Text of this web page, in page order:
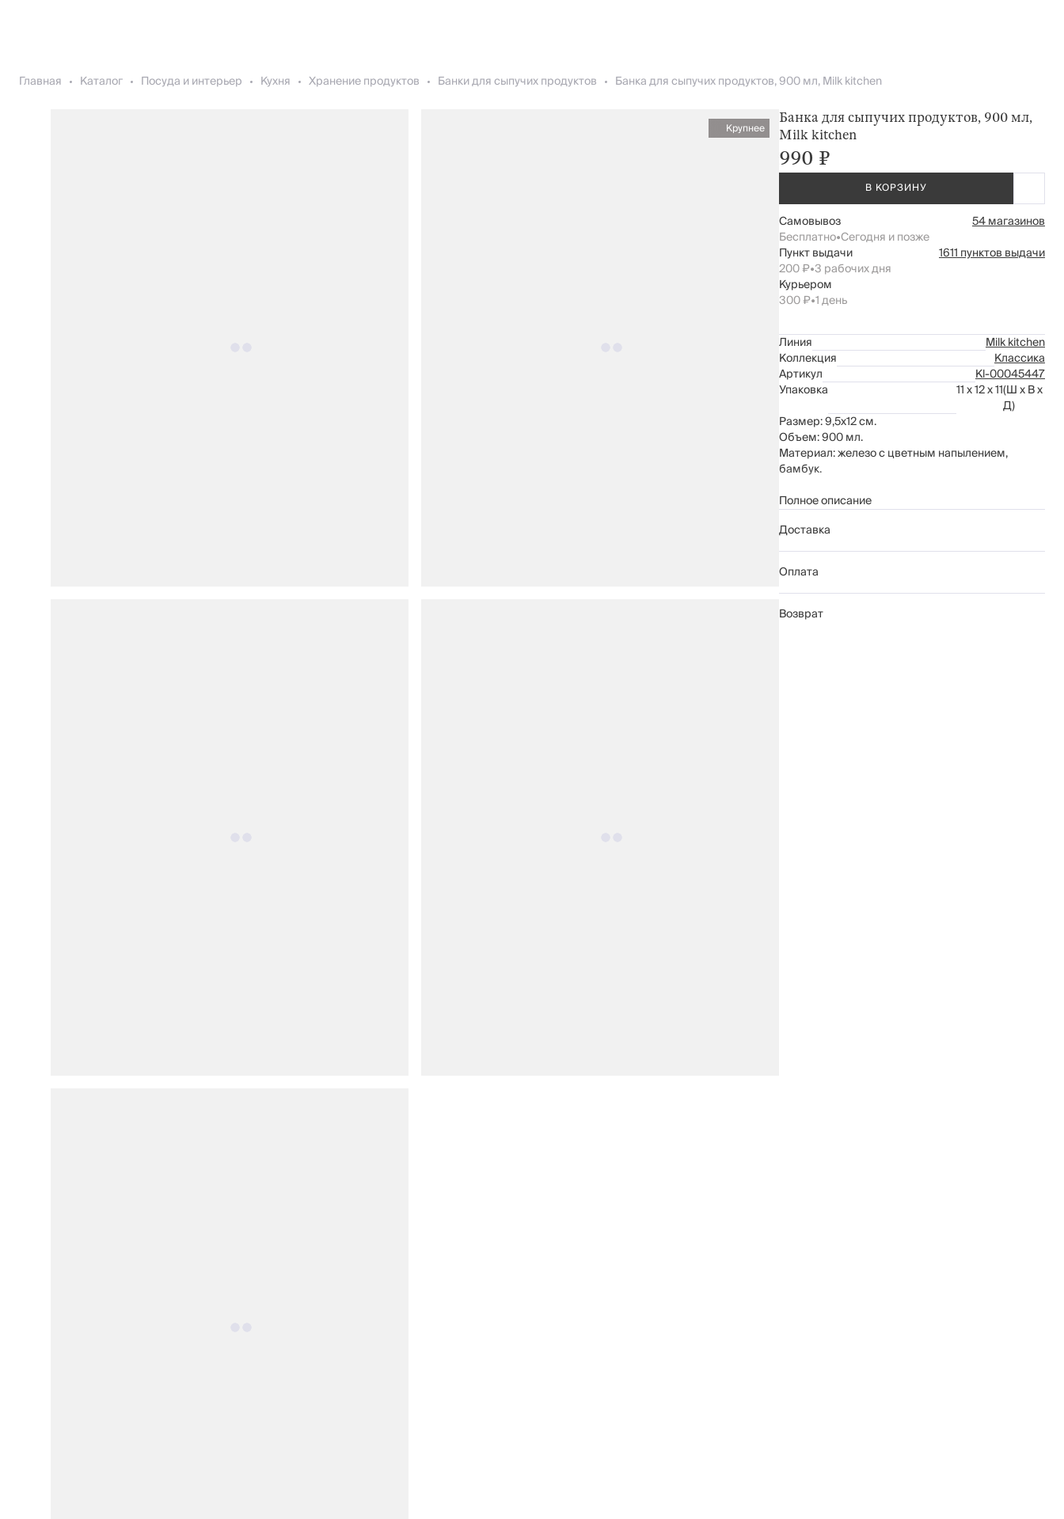
Главная Каталог Посуда и интерьер Кухня Хранение продуктов Банки для сыпучих продуктов Банка для сыпучих продуктов, 900 мл, Milk kitchen
Крупнее
Банка для сыпучих продуктов, 900 мл,
Milk kitchen
990 ₽
В КОРЗИНУ
Самовывоз
54 магазинов
Бесплатно•Сегодня и позже
Пункт выдачи
1611 пунктов выдачи
200 ₽•3 рабочих дня
Курьером
300 ₽•1 день
Линия
Milk kitchen
Коллекция
Классика
Артикул
Kl-00045447
Упаковка
11 x 12 x 11(Ш x В x
Д)
Размер: 9,5х12 см.
Объем: 900 мл.
Материал: железо с цветным напылением,
бамбук.
Рекомендации по уходу:
моющих средств
не использовать для ухода абразивные
чистящие средства и жесткие губки
нельзя мыть в посудомоечной машине
Полное описание
Доставка
Оплата
Возврат